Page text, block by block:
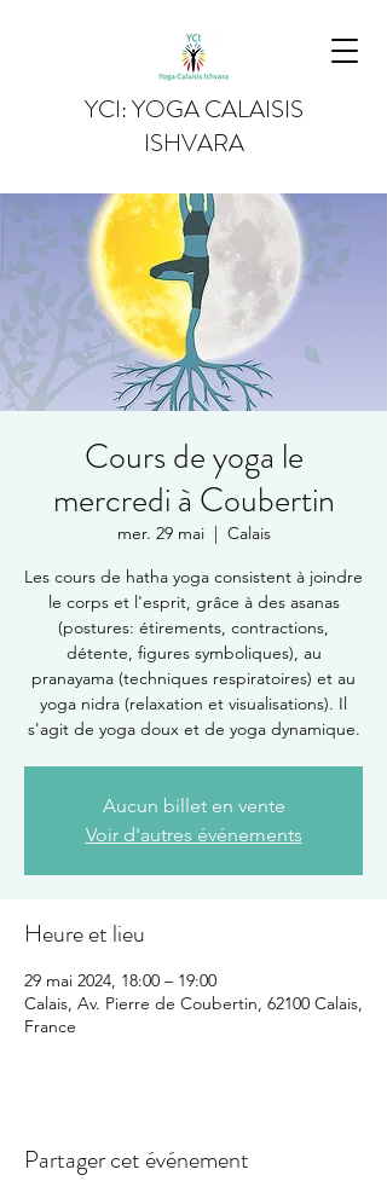
YCI: YOGA CALAISIS
ISHVARA
Cours de yoga le
mercredi à Coubertin
mer. 29 mai
  |
Calais
Les cours de hatha yoga consistent à joindre
le corps et l'esprit, grâce à des asanas
(postures: étirements, contractions,
détente, figures symboliques), au
pranayama (techniques respiratoires) et au
yoga nidra (relaxation et visualisations). Il
s'agit de yoga doux et de yoga dynamique.
Aucun billet en vente
Voir d'autres événements
Heure et lieu
29 mai 2024, 18:00 – 19:00
Calais, Av. Pierre de Coubertin, 62100 Calais,
France
Partager cet événement